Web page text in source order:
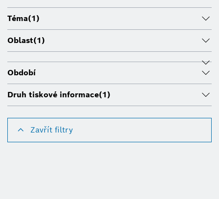
Téma(1)
Oblast(1)
Období
Druh tiskové informace(1)
Zavřít filtry